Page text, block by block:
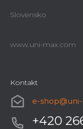
Slovensko
www.uni-max.com
Kontakt
e-shop@
+420